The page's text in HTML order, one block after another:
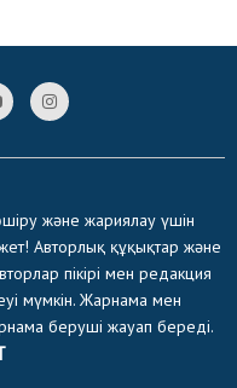
және жариялау үшін
Авторлық құқықтар және
пікірі мен редакция
мүмкін. Жарнама мен
беруші жауап береді.